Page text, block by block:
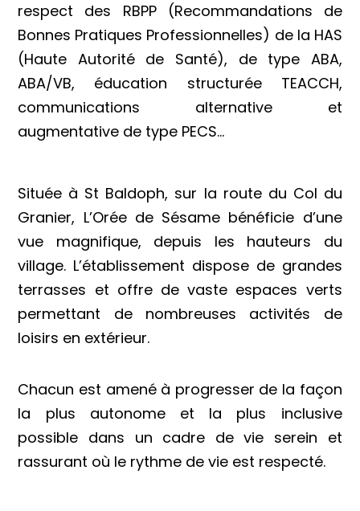
respect des RBPP (Recommandations de
Bonnes Pratiques Professionnelles) de la HAS
(Haute Autorité de Santé), de type ABA,
ABA/VB, éducation structurée TEACCH,
communications alternative et
augmentative de type PECS…
Située à St Baldoph, sur la route du Col du
Granier, L’Orée de Sésame bénéficie d’une
vue magnifique, depuis les hauteurs du
village. L’établissement dispose de grandes
terrasses et offre de vaste espaces verts
permettant de nombreuses activités de
loisirs en extérieur.
Chacun est amené à progresser de la façon
la plus autonome et la plus inclusive
possible dans un cadre de vie serein et
rassurant où le rythme de vie est respecté.